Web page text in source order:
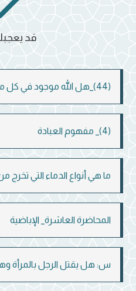
(44)_هل الله موجود في كل مكان؟
(4)_ مفهوم العبادة
ما هي أنواع الدماء التي تخرج
المحاضرة العاشرة_ الإباضية
س: هل يقتل الرجل بالمرأة
قد